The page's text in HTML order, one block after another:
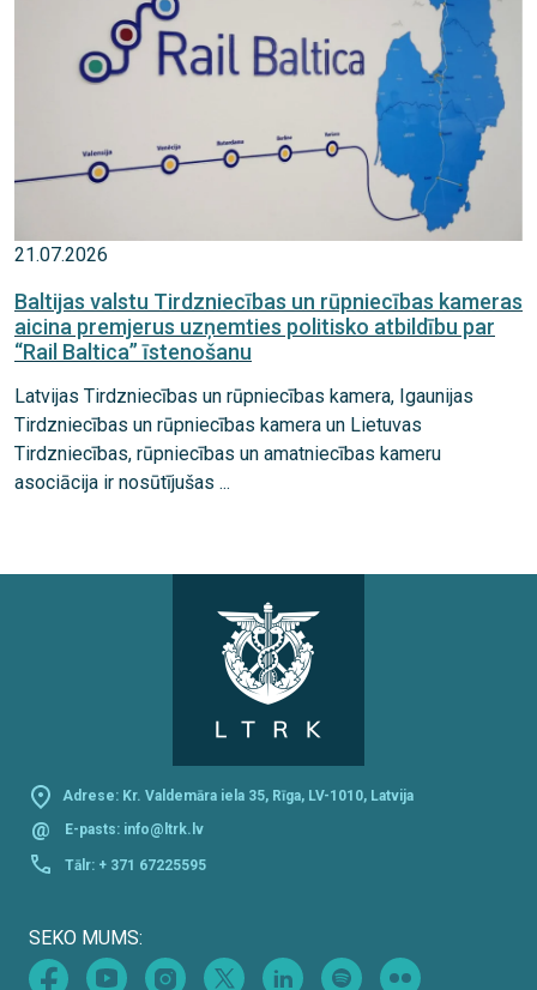
21.07.2026
Baltijas valstu Tirdzniecības un rūpniecības kameras
aicina premjerus uzņemties politisko atbildību par
“Rail Baltica” īstenošanu
Latvijas Tirdzniecības un rūpniecības kamera, Igaunijas
Tirdzniecības un rūpniecības kamera un Lietuvas
Tirdzniecības, rūpniecības un amatniecības kameru
asociācija ir nosūtījušas ...
Adrese: Kr. Valdemāra iela 35, Rīga, LV-1010, Latvija
@ E-pasts: info@ltrk.lv
Tālr: + 371 67225595
SEKO MUMS: